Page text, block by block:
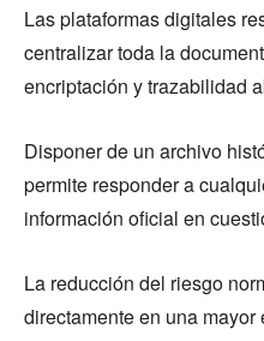
Las plataformas digitales
centralizar toda la
encriptación y trazabilidad
Disponer de un archivo
permite responder a
información oficial en
La reducción del riesgo
directamente en una